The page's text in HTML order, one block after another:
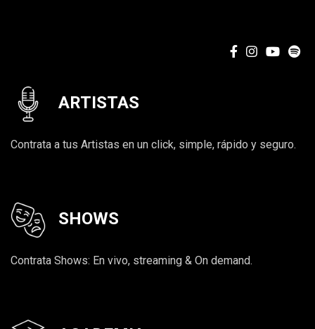
ARTISTAS
Contrata a tus Artistas en un click, simple, rápido y seguro.
SHOWS
Contrata Shows: En vivo, streaming & On demand.